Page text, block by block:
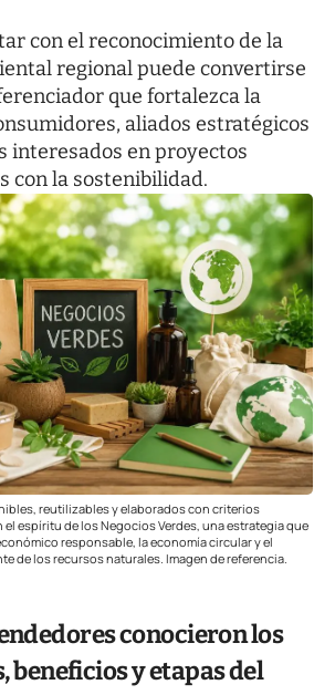
con el reconocimiento de la
regional puede convertirse
que fortalezca la
aliados estratégicos
interesados en proyectos
con la sostenibilidad.
reutilizables y elaborados con criterios
espíritu de los Negocios Verdes, una estrategia que
responsable, la economía circular y el
de los recursos naturales. Imagen de referencia.
conocieron los
beneficios y etapas del